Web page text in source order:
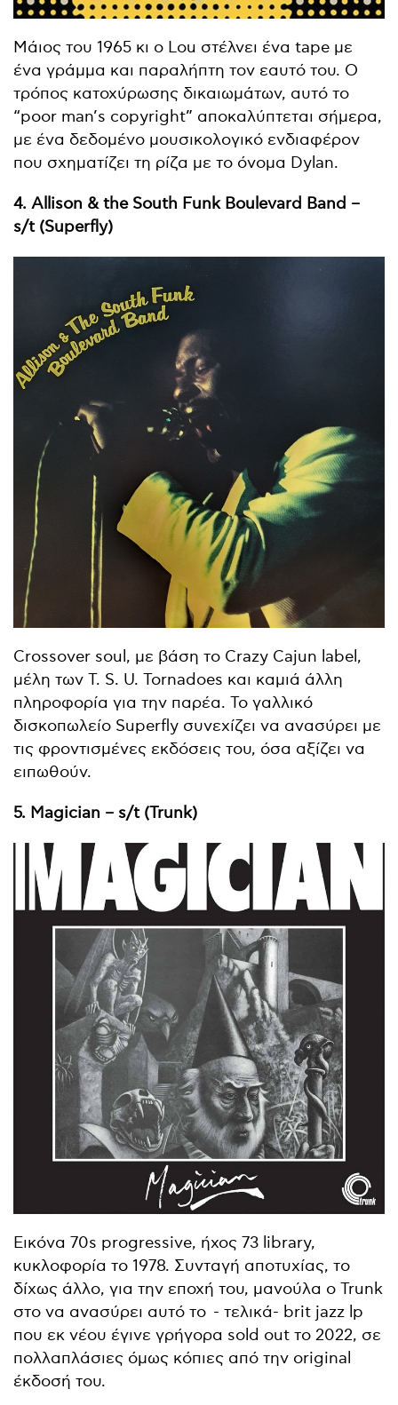
Μάιος του 1965 κι ο Lou στέλνει ένα tape με
ένα γράμμα και παραλήπτη τον εαυτό του. Ο
τρόπος κατοχύρωσης δικαιωμάτων, αυτό το
“poor man’s copyright” αποκαλύπτεται σήμερα,
με ένα δεδομένο μουσικολογικό ενδιαφέρον
που σχηματίζει τη ρίζα με το όνομα Dylan.
4. Allison & the South Funk Boulevard Band –
s/t (Superfly)
Crossover soul, με βάση το Crazy Cajun label,
μέλη των T. S. U. Tornadoes και καμιά άλλη
πληροφορία για την παρέα. Το γαλλικό
δισκοπωλείο Superfly συνεχίζει να ανασύρει με
τις φροντισμένες εκδόσεις του, όσα αξίζει να
ειπωθούν.
5. Magician – s/t (Trunk)
Εικόνα 70s progressive, ήχος 73 library,
κυκλοφορία το 1978. Συνταγή αποτυχίας, το
δίχως άλλο, για την εποχή του, μανούλα ο Trunk
στο να ανασύρει αυτό το - τελικά- brit jazz lp
που εκ νέου έγινε γρήγορα sold out το 2022, σε
πολλαπλάσιες όμως κόπιες από την original
έκδοσή του.